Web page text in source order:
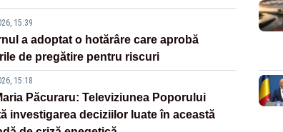
15:39
a adoptat o hotărâre care aprobă
de pregătire pentru riscuri
15:18
Păcuraru: Televiziunea Poporului
investigarea deciziilor luate în această